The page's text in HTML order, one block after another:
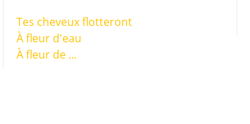
Tes cheveux flotteront
À fleur d'eau
À fleur de ...